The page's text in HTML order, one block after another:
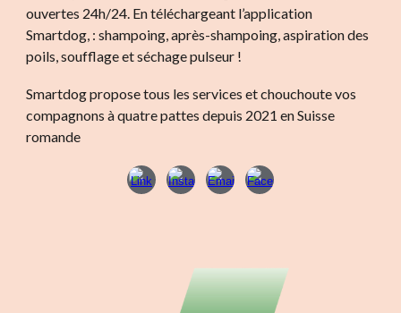
ouvertes 24h/24. En téléchargeant l’application
Smartdog, : shampoing, après-shampoing, aspiration des
poils, soufflage et séchage pulseur !
Smartdog propose tous les services et chouchoute vos
compagnons à quatre pattes depuis 2021 en Suisse
romande